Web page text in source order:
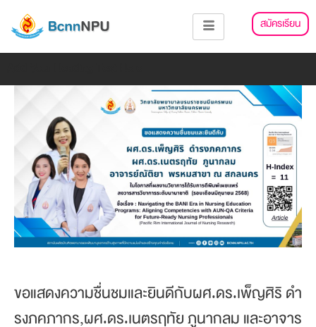
สมัครเรียน
ขอแสดงความชื่นชมและยินดีกับผศ.ดร.เพ็ญศิริ ดำ
รงภคภากร,ผศ.ดร.เนตรฤทัย ภูนากลม และอาจาร
แนะแนว
เรื่อง